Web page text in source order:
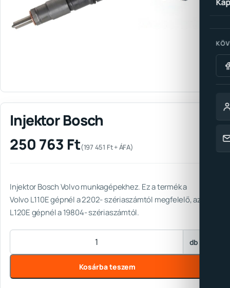
Injektor Bosch
250 763 Ft(197 451 Ft+ ÁFA)
Injektor Bosch Volvo munkagépekhez. Ez a termék a
Volvo L110E gépnél a 2202- szériaszámtól megfelelő, az
L120E gépnél a 19804- szériaszámtól.
Injektor Bosch mennyiség
db
Kosárba teszem